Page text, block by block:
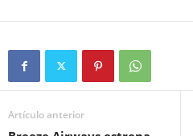
Artículo anterior